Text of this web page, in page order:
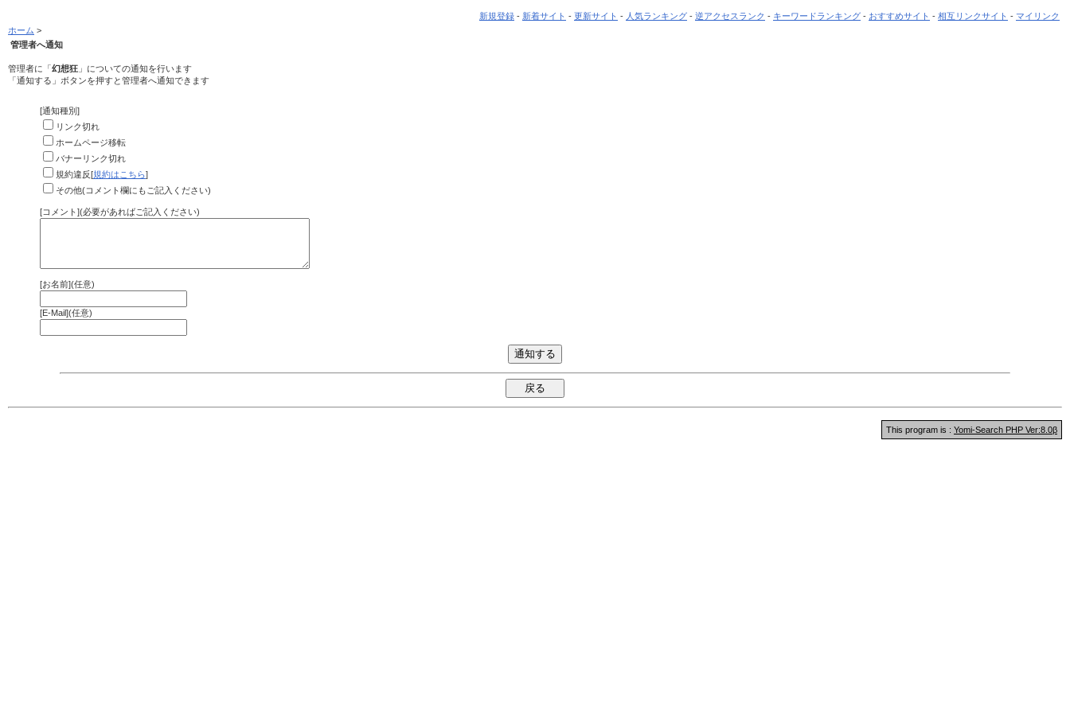
新規登録 - 新着サイト - 更新サイト - 人気ランキング - 逆アクセスランク - キーワードランキング - おすすめサイト - 相互リンクサイト - マイリンク
ホーム >
管理者へ通知
管理者に「幻想狂 」についての通知を行います
「通知する」ボタンを押すと管理者へ通知できます
[通知種別]
リンク切れ
ホームページ移転
バナーリンク切れ
規約違反[規約はこちら]
その他(コメント欄にもご記入ください)
[コメント](必要があればご記入ください)
[お名前](任意)
[E-Mail](任意)
This program is : Yomi-Search PHP Ver:8.0β